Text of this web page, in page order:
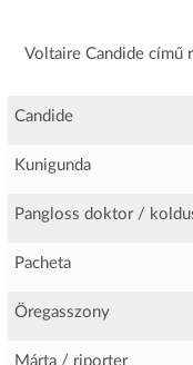
Voltaire Candide című
Candide
Kunigunda
Pangloss doktor /
Pacheta
Öregasszony
Márta / riporter